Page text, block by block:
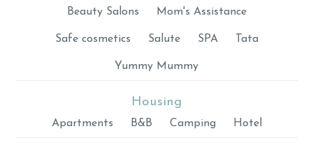
Beauty Salons Mom's Assistance
Safe cosmetics Salute SPA Tata
Yummy Mummy
Housing
Apartments B&B Camping Hotel